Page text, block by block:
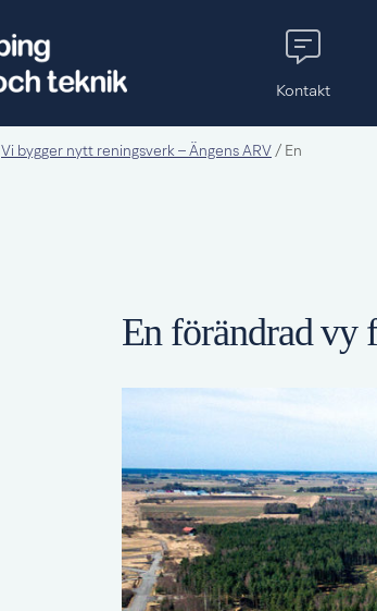
Kontakt
Vi bygger nytt reningsverk – Ängens ARV / En
En förändrad vy